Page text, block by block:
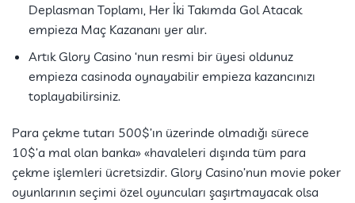
Deplasman Toplamı, Her İki Takımda Gol Atacak
empieza Maç Kazananı yer alır.
Artık Glory Casino ‘nun resmi bir üyesi oldunuz
empieza casinoda oynayabilir empieza kazancınızı
toplayabilirsiniz.
Para çekme tutarı 500$’ın üzerinde olmadığı sürece
10$’a mal olan banka» «havaleleri dışında tüm para
çekme işlemleri ücretsizdir. Glory Casino’nun movie poker
oyunlarının seçimi özel oyuncuları şaşırtmayacak olsa